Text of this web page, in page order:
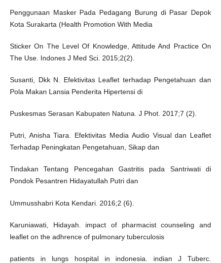
Penggunaan Masker Pada Pedagang Burung di Pasar Depok
Kota Surakarta (Health Promotion With Media
Sticker On The Level Of Knowledge, Attitude And Practice On
The Use. Indones J Med Sci. 2015;2(2).
Susanti, Dkk N. Efektivitas Leaflet terhadap Pengetahuan dan
Pola Makan Lansia Penderita Hipertensi di
Puskesmas Serasan Kabupaten Natuna. J Phot. 2017;7 (2).
Putri, Anisha Tiara. Efektivitas Media Audio Visual dan Leaflet
Terhadap Peningkatan Pengetahuan, Sikap dan
Tindakan Tentang Pencegahan Gastritis pada Santriwati di
Pondok Pesantren Hidayatullah Putri dan
Ummusshabri Kota Kendari. 2016;2 (6).
Karuniawati, Hidayah. impact of pharmacist counseling and
leaflet on the adhrence of pulmonary tuberculosis
patients in lungs hospital in indonesia. indian J Tuberc.